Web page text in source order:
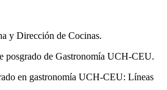
y Dirección de Cocinas.
posgrado de Gastronomía UCH-CEU.
en gastronomía UCH-CEU: Líneas